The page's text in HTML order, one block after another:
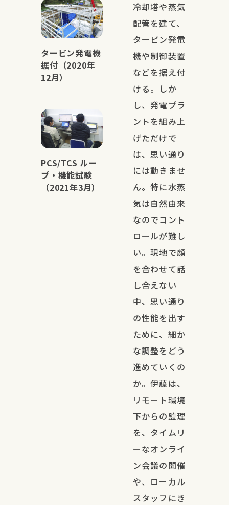
冷却塔や蒸気
配管を建て、
タービン発電
機や制御装置
などを据え付
ける。しか
し、発電プラ
ントを組み上
げただけで
は、思い通り
には動きませ
ん。特に水蒸
気は自然由来
なのでコント
ロールが難し
い。現地で顔
を合わせて話
し合えない
中、思い通り
の性能を出す
ために、細か
な調整をどう
進めていくの
か。伊藤は、
リモート環境
下からの監理
を、タイムリ
ーなオンライ
ン会議の開催
や、ローカル
スタッフにき
タービン発電機
据付（2020年
12月）
PCS/TCS ルー
プ・機能試験
（2021年3月）